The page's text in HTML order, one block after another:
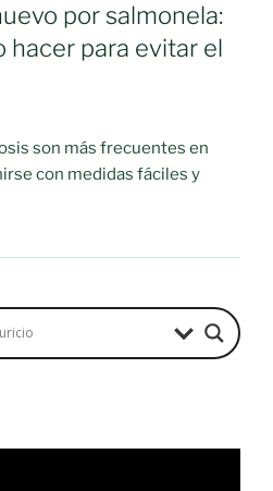
por salmonela:
hacer para evitar el
son más frecuentes en
con medidas fáciles y